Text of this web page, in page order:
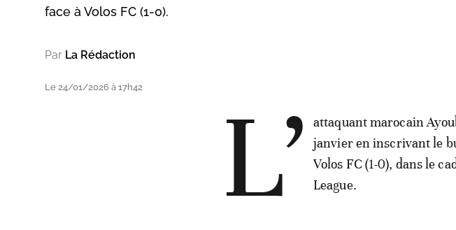
face à Volos FC (1-0).
Par La Rédaction
Le 24/01/2026 à 17h42 L’
attaquant marocain
janvier en inscrivant le
Volos FC (1-0), dans le
League.